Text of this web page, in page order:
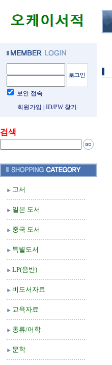
보안 접속
회원가입
ID/PW 찾기
검색
고서
일본 도서
중국 도서
특별도서
LP(음반)
비도서자료
교육자료
총류/어학
문학